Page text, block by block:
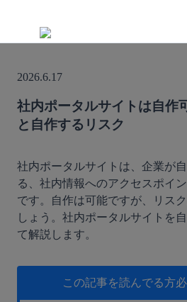
サポート体制
セキュリティ体制
料金案内
導入事例
活用方法
運営会社
セミナー
2026.6.17
社内ポータルサイトは自作
と自作するリスク
社内ポータルサイトは、企業が
る、社内情報へのアクセスポイ
です。自作は可能ですが、リス
しょう。社内ポータルサイトを
て解説します。
この記事を読んでる方必